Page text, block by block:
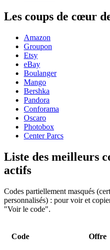
Les coups de cœur
Amazon
Groupon
Etsy
eBay
Boulanger
Mango
Bershka
Pandora
Conforama
Oscaro
Photobox
Center Parcs
Liste des meilleurs
actifs
Codes partiellement masqués
personnalisés) : pour voir et
"Voir le code".
Code Offre